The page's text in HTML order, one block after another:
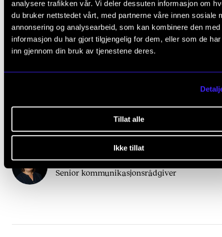
analysere trafikken vår. Vi deler dessuten informasjon om
du bruker nettstedet vårt, med partnerne våre innen sosiale
annonsering og analysearbeid, som kan kombinere den med
informasjon du har gjort tilgjengelig for dem, eller som de
inn gjennom din bruk av tjenestene deres.
Tillat alle
Ikke tillat
Administrative stillinger
Tips oss gjerne om flere språklige saker til denne
Ingrid Holst Sollie,
Senior kommunikasjonsrådgiver